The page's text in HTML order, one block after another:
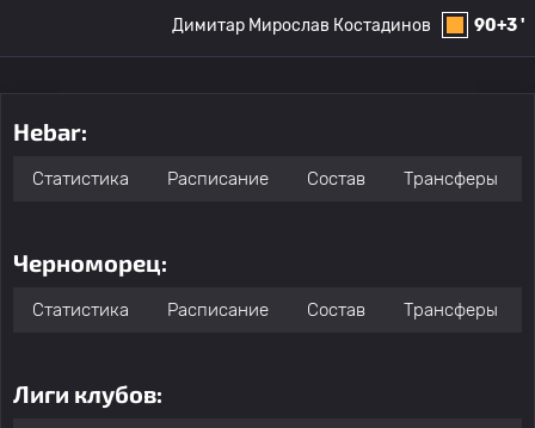
90+3 '
Димитар Мирослав Костадинов
Hebar:
Статистика Расписание Состав Трансферы
Черноморец:
Статистика Расписание Состав Трансферы
Лиги клубов: